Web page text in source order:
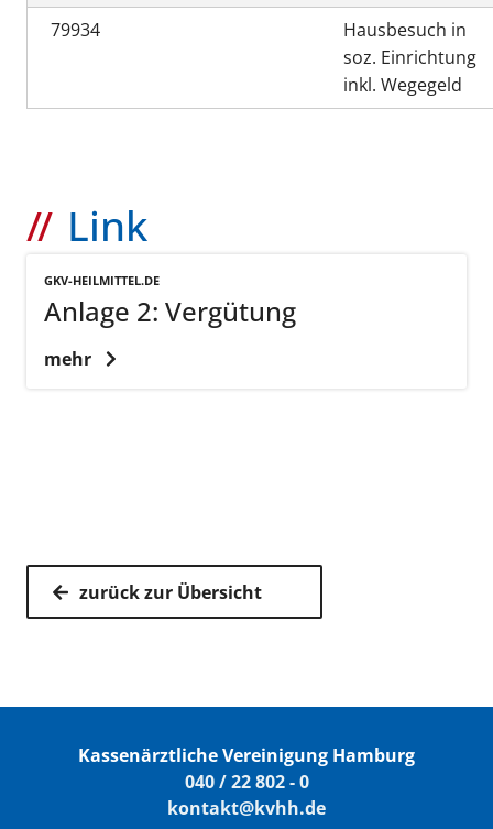
79934
Hausbesuch in
soz. Einrichtung
inkl. Wegegeld
Link
GKV-HEILMITTEL.DE
Anlage 2: Vergütung
mehr
zurück zur Übersicht
Kassenärztliche Vereinigung Hamburg
040 / 22 802 - 0
kontakt@kvhh.de